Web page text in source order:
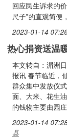
回应民生诉求的
尺子”的直观简便
2023-01-14
热心捐资送温
本文转自：湄洲
报讯 春节临近，
群众集中发放仪
面、大米、花生
的钱物主要由园
2023-01-14
县